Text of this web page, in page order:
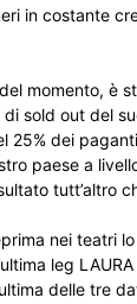
in costante
momento, è
sold out del
25% dei
paese a
tutt’altro
nei teatri
leg
delle tre